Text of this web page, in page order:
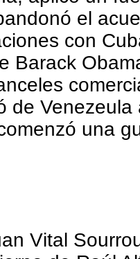
el
con
Barack
de Venezeula
una
Vital